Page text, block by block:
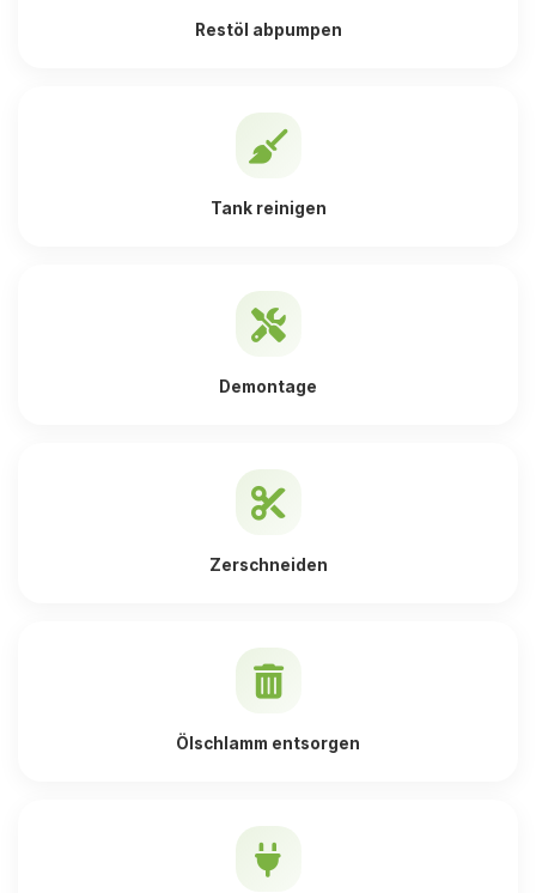
Restöl abpumpen
Tank reinigen
Demontage
Zerschneiden
Ölschlamm entsorgen